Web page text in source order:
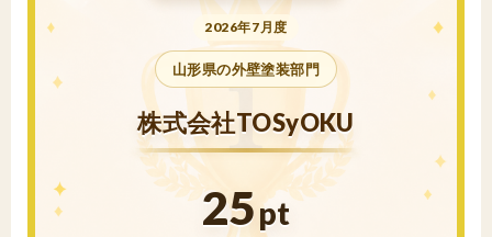
2026年7月度
山形県の外壁塗装部門
株式会社TOSyOKU
25pt